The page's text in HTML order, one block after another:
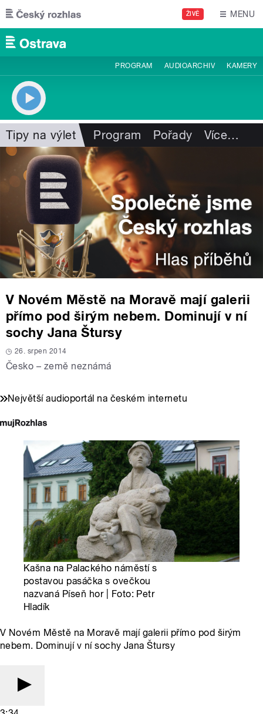
Přejít k hlavnímu obsahu
ŽIVĚ MENU
PROGRAM AUDIOARCHIV KAMERY
Tipy na výlet Program Pořady Více…
V Novém Městě na Moravě mají galerii
přímo pod širým nebem. Dominují v ní
sochy Jana Štursy
26. srpen 2014
Česko – země neznámá
Největší audioportál na českém internetu
Kašna na Palackého náměstí s
postavou pasáčka s ovečkou
nazvaná Píseň hor | Foto: Petr
Hladík
V Novém Městě na Moravě mají galerii přímo pod širým
nebem. Dominují v ní sochy Jana Štursy